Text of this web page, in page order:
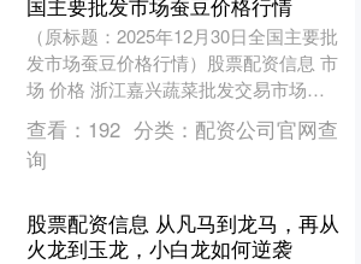
国主要批发市场蚕豆价格行情
（原标题：2025年12月30日全国主要批
发市场蚕豆价格行情）股票配资信息 市
场 价格 浙江嘉兴蔬菜批发交易市场
11.23 单位：元/公斤 数据来源：农业农
村....
查看： 192 分类： 配资公司官网查
询
股票配资信息 从凡马到龙马，再从
火龙到玉龙，小白龙如何逆袭